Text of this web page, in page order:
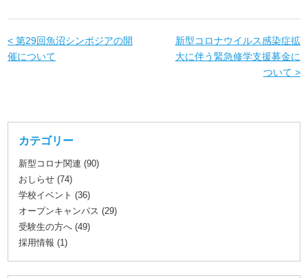
< 第29回魚沼シンポジアの開
催について
新型コロナウイルス感染症拡
大に伴う緊急修学支援募金に
ついて >
カテゴリー
新型コロナ関連 (90)
おしらせ (74)
学校イベント (36)
オープンキャンパス (29)
受験生の方へ (49)
採用情報 (1)